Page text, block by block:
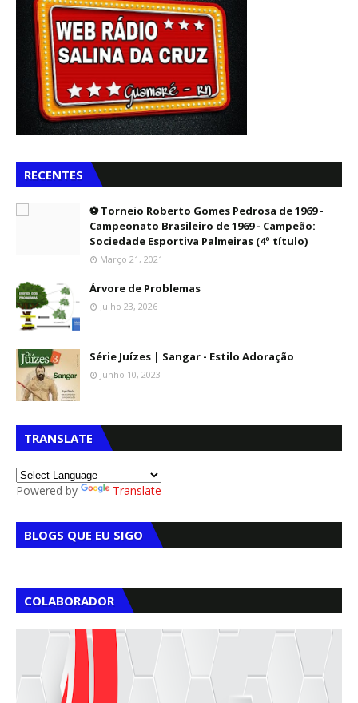
RECENTES
⚽ Torneio Roberto Gomes Pedrosa de 1969 -
Campeonato Brasileiro de 1969 - Campeão:
Sociedade Esportiva Palmeiras (4º título)
Março 21, 2021
Árvore de Problemas
Julho 23, 2026
Série Juízes | Sangar - Estilo Adoração
Junho 10, 2023
TRANSLATE
Powered by Translate
BLOGS QUE EU SIGO
COLABORADOR